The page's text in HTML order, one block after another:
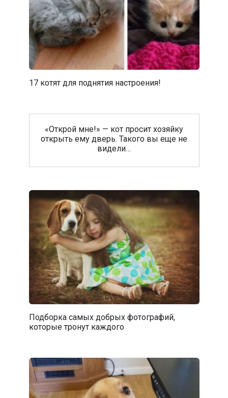
17 котят для поднятия настроения!
«Открой мне!» — кот просит хозяйку
открыть ему дверь. Такого вы еще не
видели…
Подборка самых добрых фотографий,
которые тронут каждого